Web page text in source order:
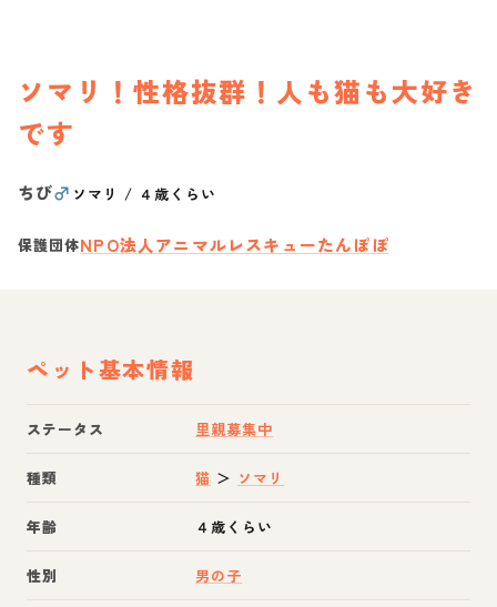
ソマリ！性格抜群！人も猫も大好き
です
ちび♂ ソマリ / ４歳くらい
保護団体NPO法人アニマルレスキューたんぽぽ
ペット基本情報
ステータス 里親募集中
種類 猫 ＞ ソマリ
年齢 ４歳くらい
性別 男の子